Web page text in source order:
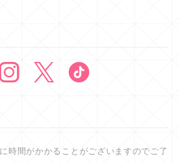
時間がかかることがございますのでご了